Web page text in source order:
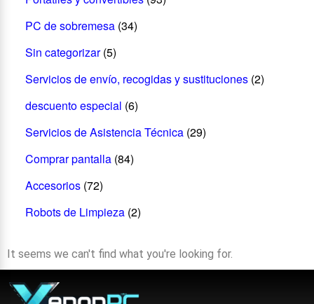
PC de sobremesa (34)
Sin categorizar (5)
Servicios de envío, recogidas y sustituciones (2)
descuento especial (6)
Servicios de Asistencia Técnica (29)
Comprar pantalla (84)
Accesorios (72)
Robots de Limpieza (2)
It seems we can't find what you're looking for.